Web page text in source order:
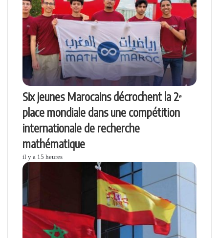
Six jeunes Marocains décrochent la 2ᵉ
place mondiale dans une compétition
internationale de recherche
mathématique
il y a 15 heures